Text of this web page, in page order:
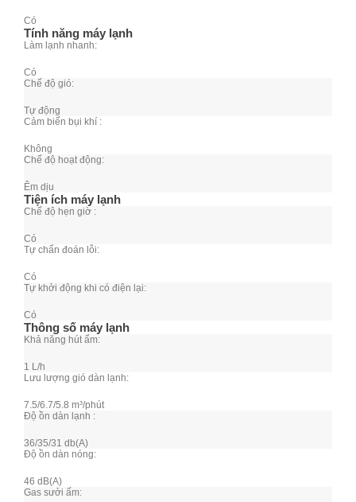
Có
Tính năng máy lạnh
Làm lạnh nhanh:
Có
Chế độ gió:
Tự động
Cảm biến bụi khí :
Không
Chế độ hoạt động:
Êm dịu
Tiện ích máy lạnh
Chế độ hẹn giờ :
Có
Tự chẩn đoán lỗi:
Có
Tự khởi động khi có điện lại:
Có
Thông số máy lạnh
Khả năng hút ẩm:
1 L/h
Lưu lượng gió dàn lạnh:
7.5/6.7/5.8 m³/phút
Độ ồn dàn lạnh :
36/35/31 db(A)
Độ ồn dàn nóng:
46 dB(A)
Gas sưởi ấm: